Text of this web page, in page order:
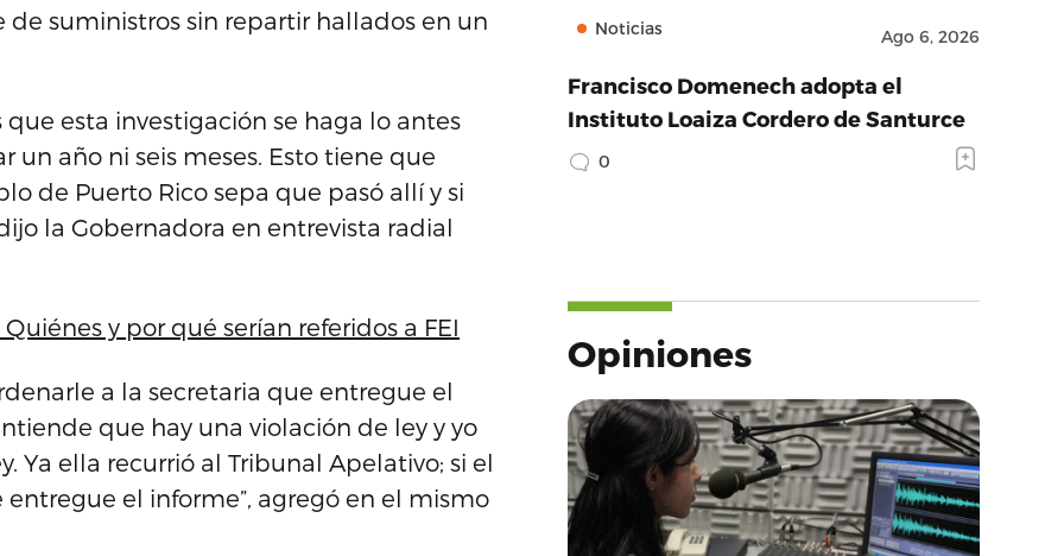
suministros sin repartir hallados en un
esta investigación se haga lo antes
año ni seis meses. Esto tiene que
de Puerto Rico sepa que pasó allí y si
la Gobernadora en entrevista radial
y por qué serían referidos a FEI
a la secretaria que entregue el
que hay una violación de ley y yo
Ya ella recurrió al Tribunal Apelativo; si el
el informe”, agregó en el mismo
Noticias Ago 6, 2026
Francisco Domenech adopta el
Instituto Loaiza Cordero de Santurce
0
Opiniones